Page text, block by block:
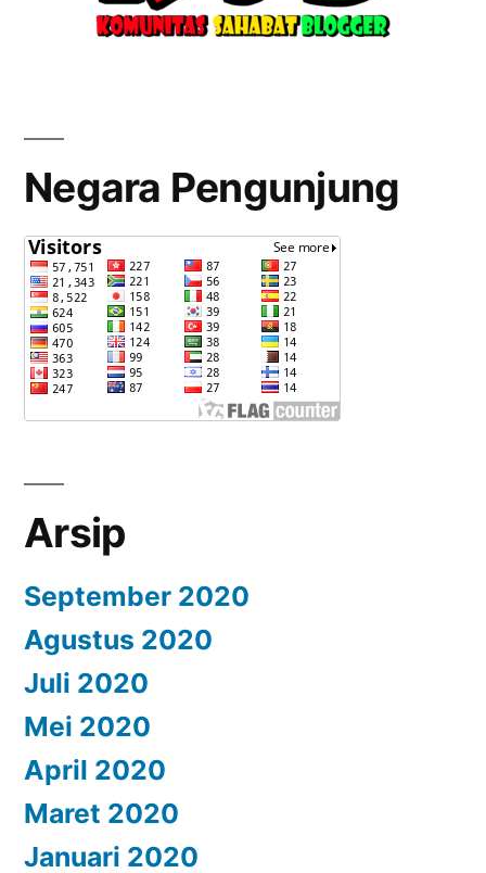
Negara Pengunjung
Arsip
September 2020
Agustus 2020
Juli 2020
Mei 2020
April 2020
Maret 2020
Januari 2020